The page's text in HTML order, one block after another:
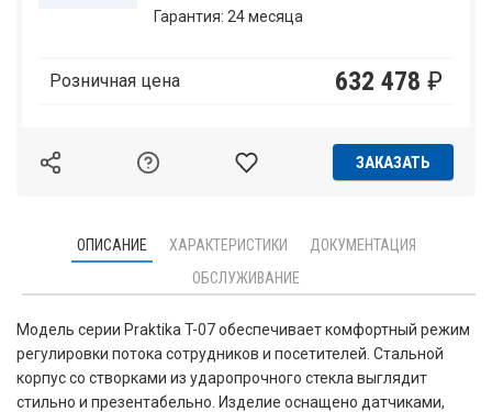
Гарантия: 24 месяца
Розничная цена 632 478 ₽
ЗАКАЗАТЬ
ОПИСАНИЕ ХАРАКТЕРИСТИКИ
ДОКУМЕНТАЦИЯ
ОБСЛУЖИВАНИЕ
Модель серии Praktika T-07 обеспечивает комфортный режим
регулировки потока сотрудников и посетителей. Стальной
корпус со створками из ударопрочного стекла выглядит
стильно и презентабельно. Изделие оснащено датчиками,